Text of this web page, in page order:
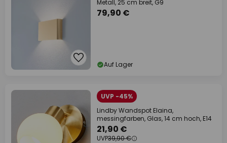
Metall, 25 cm breit, G9
79,90 €
Auf Lager
UVP -45%
Lindby Wandspot Elaina,
messingfarben, Glas, 14 cm hoch, E14
21,90 €
UVP39,90 €